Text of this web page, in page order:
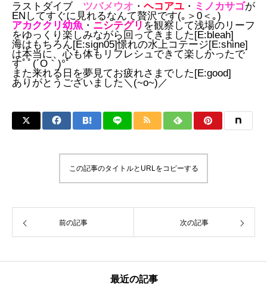
ラストダイブ ツバメウオ ・ ヘコアユ ・ ミノカサゴが
ENしてすぐに見れるなんて贅沢です(｡＞0＜｡)
アカククリ幼魚 ・ ニシテグリ を観察して浅場のリーフ
をゆっくり楽しみながら回ってきました[E:bleah]
海はもちろん[E:sign05]憬れの水上コテージ[E:shine]
は本当に、心も体もリフレシュできて楽しかったで
すﾟﾟ(´O｀)°ﾟ
また来れる日を夢見てお疲れさまでした[E:good]
ありがとうございました＼(~o~)／
この記事のタイトルとURLをコピーする
前の記事 次の記事
最近の記事